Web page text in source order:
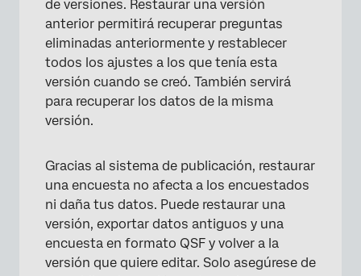
de versiones. Restaurar una versión
anterior permitirá recuperar preguntas
eliminadas anteriormente y restablecer
todos los ajustes a los que tenía esta
versión cuando se creó. También servirá
para recuperar los datos de la misma
versión.
Gracias al sistema de publicación, restaurar
una encuesta no afecta a los encuestados
ni daña tus datos. Puede restaurar una
versión, exportar datos antiguos y una
encuesta en formato QSF y volver a la
versión que quiere editar. Solo asegúrese de